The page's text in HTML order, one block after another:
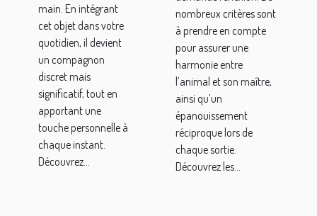
main. En intégrant
cet objet dans votre
quotidien, il devient
un compagnon
discret mais
significatif, tout en
apportant une
touche personnelle à
chaque instant.
Découvrez...
nombreux critères sont
à prendre en compte
pour assurer une
harmonie entre
l’animal et son maître,
ainsi qu’un
épanouissement
réciproque lors de
chaque sortie.
Découvrez les...